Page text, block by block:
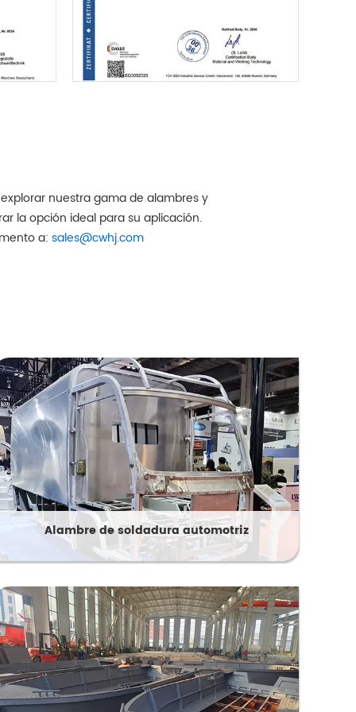
nuestra gama de alambres y
la opción ideal para su aplicación.
a: sales@cwhj.com
Alambre de soldadura automotriz